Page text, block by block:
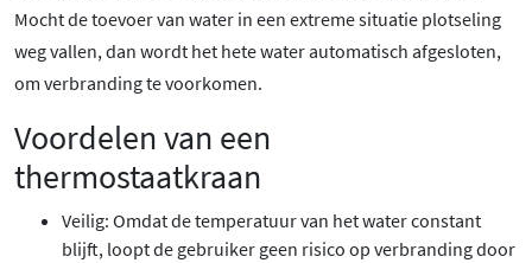
Mocht de toevoer van water in een extreme situatie plotseling
weg vallen, dan wordt het hete water automatisch afgesloten,
om verbranding te voorkomen.
Voordelen van een
thermostaatkraan
Veilig: Omdat de temperatuur van het water constant
blijft, loopt de gebruiker geen risico op verbranding door